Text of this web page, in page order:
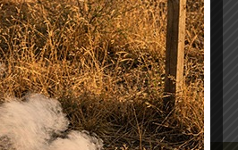
à propos de l’efficacité